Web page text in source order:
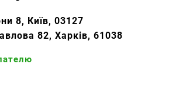
8, Київ, 03127
82, Харків, 61038